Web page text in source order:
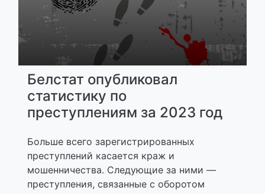
Белстат опубликовал
статистику по
преступлениям за 2023 год
Больше всего зарегистрированных
преступлений касается краж и
мошенничества. Следующие за ними —
преступления, связанные с оборотом